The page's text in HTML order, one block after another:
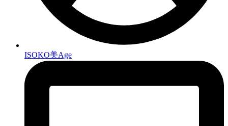
ISOKO美Age